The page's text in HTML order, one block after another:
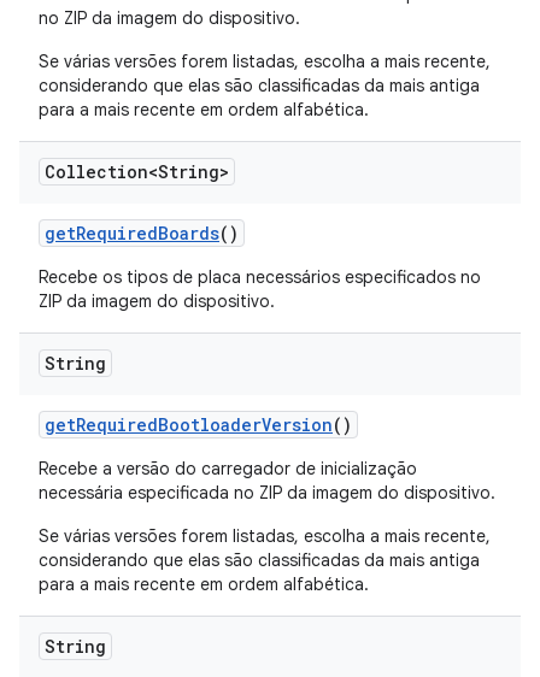
no ZIP da imagem do dispositivo.
Se várias versões forem listadas, escolha a mais recente,
considerando que elas são classificadas da mais antiga
para a mais recente em ordem alfabética.
Collection<String>
getRequiredBoards()
Recebe os tipos de placa necessários especificados no
ZIP da imagem do dispositivo.
String
getRequiredBootloaderVersion()
Recebe a versão do carregador de inicialização
necessária especificada no ZIP da imagem do dispositivo.
Se várias versões forem listadas, escolha a mais recente,
considerando que elas são classificadas da mais antiga
para a mais recente em ordem alfabética.
String